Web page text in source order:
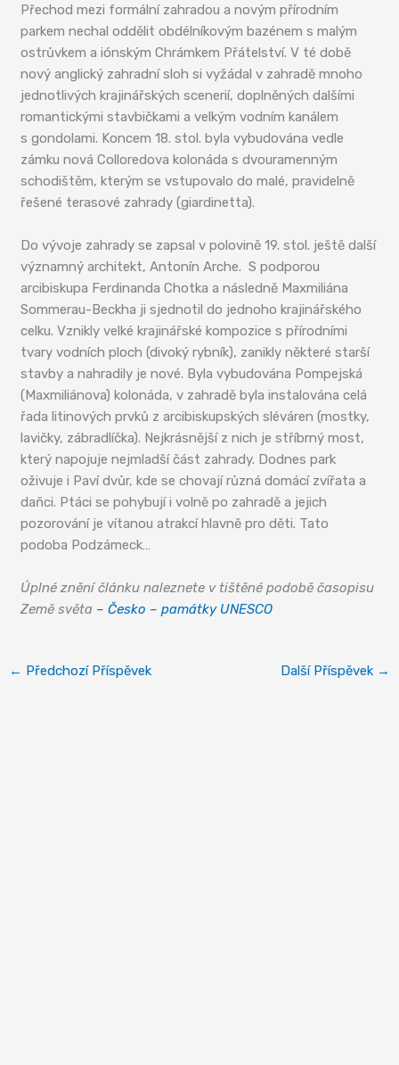
Přechod mezi formální zahradou a novým přírodním
parkem nechal oddělit obdélníkovým bazénem s malým
ostrůvkem a iónským Chrámkem Přátelství. V té době
nový anglický zahradní sloh si vyžádal v zahradě mnoho
jednotlivých krajinářských scenerií, doplněných dalšími
romantickými stavbičkami a velkým vodním kanálem
s gondolami. Koncem 18. stol. byla vybudována vedle
zámku nová Colloredova kolonáda s dvouramenným
schodištěm, kterým se vstupovalo do malé, pravidelně
řešené terasové zahrady (giardinetta).
Do vývoje zahrady se zapsal v polovině 19. stol. ještě další
významný architekt, Antonín Arche. S podporou
arcibiskupa Ferdinanda Chotka a následně Maxmiliána
Sommerau-Beckha ji sjednotil do jednoho krajinářského
celku. Vznikly velké krajinářské kompozice s přírodními
tvary vodních ploch (divoký rybník), zanikly některé starší
stavby a nahradily je nové. Byla vybudována Pompejská
(Maxmiliánova) kolonáda, v zahradě byla instalována celá
řada litinových prvků z arcibiskupských sléváren (mostky,
lavičky, zábradlíčka). Nejkrásnější z nich je stříbrný most,
který napojuje nejmladší část zahrady. Dodnes park
oživuje i Paví dvůr, kde se chovají různá domácí zvířata a
daňci. Ptáci se pohybují i volně po zahradě a jejich
pozorování je vítanou atrakcí hlavně pro děti. Tato
podoba Podzámeck…
Úplné znění článku naleznete v tištěné podobě časopisu
Země světa – Česko – památky UNESCO
← Předchozí Příspěvek Další Příspěvek →